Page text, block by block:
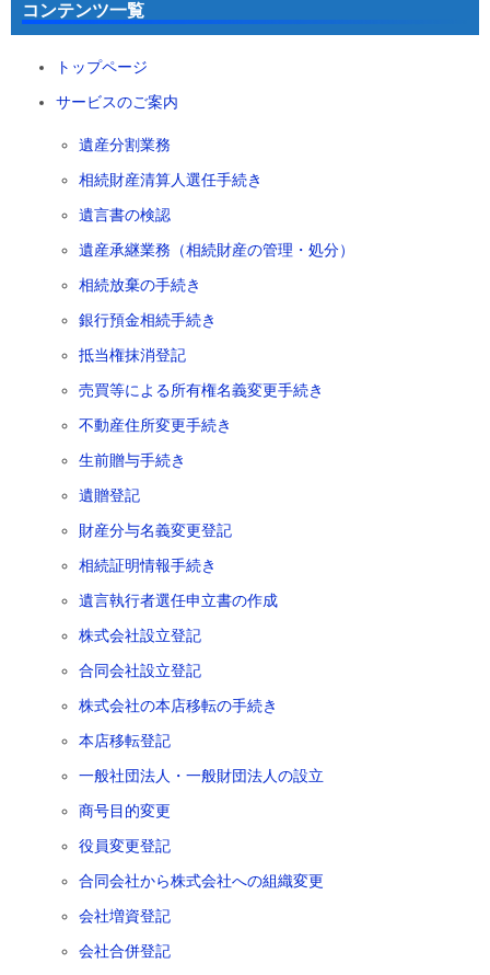
コンテンツ一覧
トップページ
サービスのご案内
遺産分割業務
相続財産清算人選任手続き
遺言書の検認
遺産承継業務（相続財産の管理・処分）
相続放棄の手続き
銀行預金相続手続き
抵当権抹消登記
売買等による所有権名義変更手続き
不動産住所変更手続き
生前贈与手続き
遺贈登記
財産分与名義変更登記
相続証明情報手続き
遺言執行者選任申立書の作成
株式会社設立登記
合同会社設立登記
株式会社の本店移転の手続き
本店移転登記
一般社団法人・一般財団法人の設立
商号目的変更
役員変更登記
合同会社から株式会社への組織変更
会社増資登記
会社合併登記